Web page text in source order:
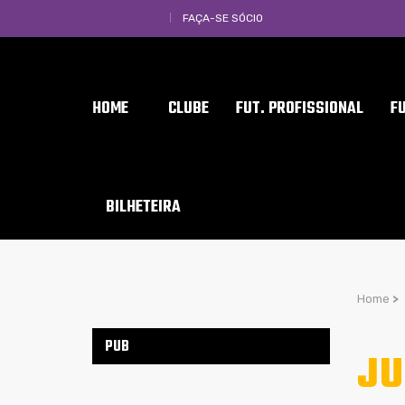
FAÇA-SE SÓCIO
HOME CLUBE FUT. PROFISSIONAL
BILHETEIRA
Home >
PUB